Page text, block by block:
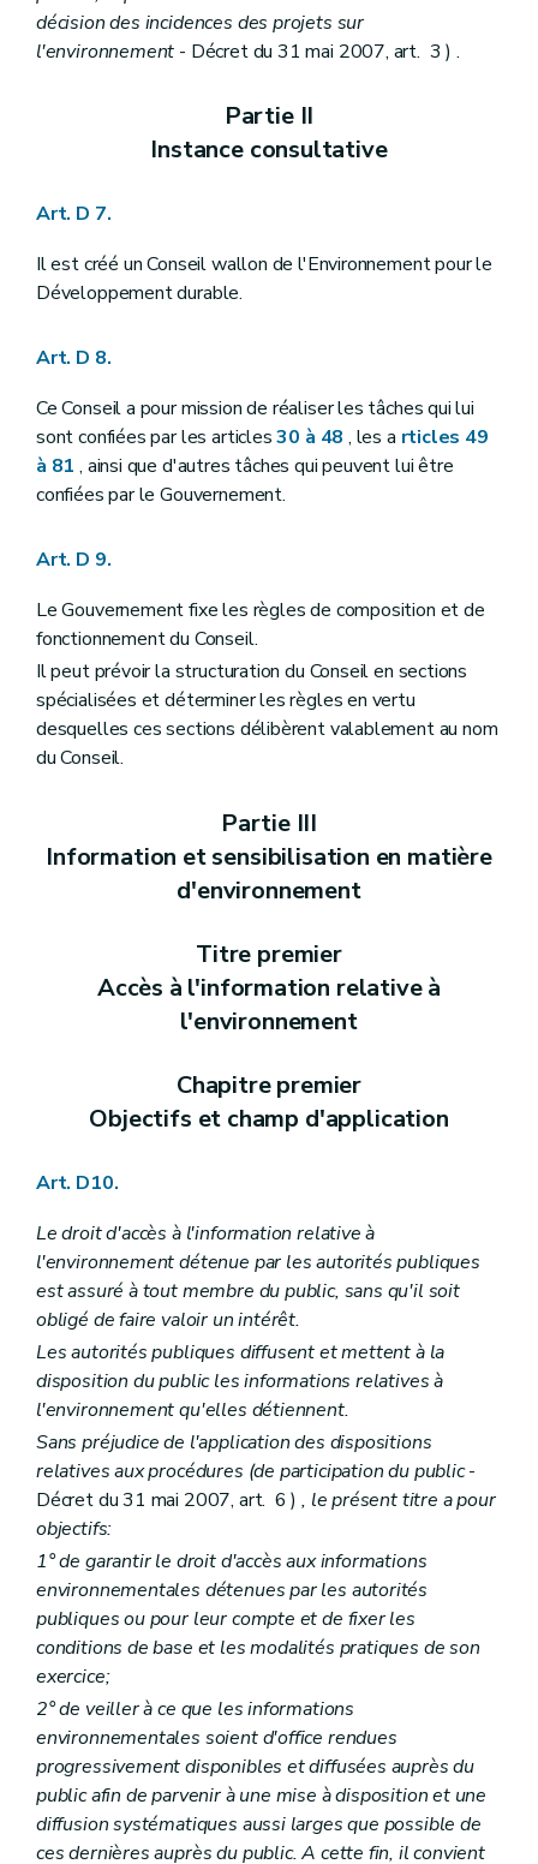
Art. R41-2
Art. R41-3
Art. R41-4
De l'avis d'enquête publique
Chapitre III Des incidences transfrontières
Art. R41-10
Chapitre V Publicité relative à la décision
Art. R41-14
Art. R41-15
Art. R41-16
Partie IV Planification environnementale dans le cadre du développement durable
Art. R 42
Art. R 45
Chapitre premier Définitions
Art. R 46
Chapitre II Système d'évaluation des incidences des plans et programmes sur l'environnement
Art. R 47
Section première L'enquête publique
Art. R 48
Art. R 49
Section 2
Système d'évaluation des incidences des projets sur l'environnement
Art. R 52
Art. R 54
Art. R 55
Section 2
Projets soumis à étude d'incidences
Art. R 56
Section 3 Forme et contenu de l'étude d'incidences
Section première Agrément, suspension et retrait d'agrément des auteurs d'études d'incidences
Sous-section première
Généralités
Art. R 58
Art. R 60
Art. R 61
Art. R 62
Art. R 63
Art. R 64
Art. R 66
Art. R 67
Art. R 68
Art. R 69
Art. R 70
Sous-section 4 Suspension ou retrait d'agrément
Art. R 71
Section 2
Choix de l'auteur d'étude
Section 3 Récusation d'une personne choisie en qualité d'auteur d'étude d'incidences
Art. R 73
Art. R 74
Art. R 75
Chapitre V Consultation du public avant l'introduction de la demande de permis
Art. R 76
Art. R 77
Art. R 78
Art. R 79
Art. R 80
Chapitre VI Avis portant sur l'étude d'incidences sur l'environnement et publicité de la décision
Art. R 81
Art. R 82
décision des incidences des projets sur
l'environnement - Décret du 31 mai 2007, art. 3 ) .
Partie II
Instance consultative
Art. D 7.
Il est créé un Conseil wallon de l'Environnement pour le
Développement durable.
Art. D 8.
Ce Conseil a pour mission de réaliser les tâches qui lui
sont confiées par les articles30 à 48 , les a rticles 49
à 81 , ainsi que d'autres tâches qui peuvent lui être
confiées par le Gouvernement.
Art. D 9.
Le Gouvernement fixe les règles de composition et de
fonctionnement du Conseil.
Il peut prévoir la structuration du Conseil en sections
spécialisées et déterminer les règles en vertu
desquelles ces sections délibèrent valablement au nom
du Conseil.
Partie III
Information et sensibilisation en matière
d'environnement
Titre premier
Accès à l'information relative à
l'environnement
Chapitre premier
Objectifs et champ d'application
Art. D10.
Le droit d'accès à l'information relative à
l'environnement détenue par les autorités publiques
est assuré à tout membre du public, sans qu'il soit
obligé de faire valoir un intérêt.
Les autorités publiques diffusent et mettent à la
disposition du public les informations relatives à
l'environnement qu'elles détiennent.
Sans préjudice de l'application des dispositions
relatives aux procédures (de participation du public-
Décret du 31 mai 2007, art. 6 ), le présent titre a pour
objectifs:
1° de garantir le droit d'accès aux informations
environnementales détenues par les autorités
publiques ou pour leur compte et de fixer les
conditions de base et les modalités pratiques de son
exercice;
2° de veiller à ce que les informations
environnementales soient d'office rendues
progressivement disponibles et diffusées auprès du
public afin de parvenir à une mise à disposition et une
diffusion systématiques aussi larges que possible de
ces dernières auprès du public. A cette fin, il convient